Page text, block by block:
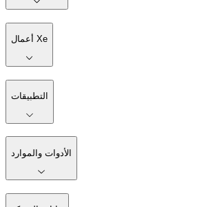
أعمال Xe
التطبيقات
الأدوات والموارد